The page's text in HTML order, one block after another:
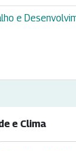
e
e Clima